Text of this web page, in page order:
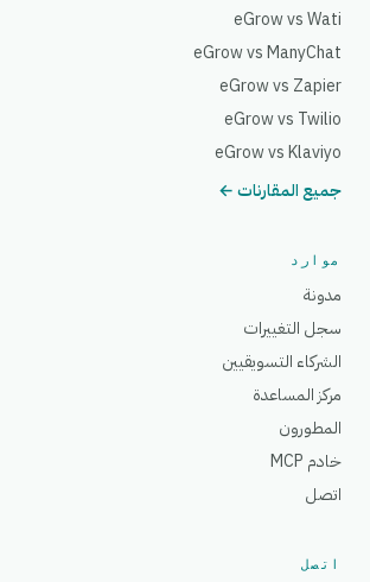
eGrow vs Wati
eGrow vs ManyChat
eGrow vs Zapier
eGrow vs Twilio
eGrow vs Klaviyo
جميع المقارنات ←
موارد
مدونة
سجل التغييرات
الشركاء التسويقيين
مركز المساعدة
المطورون
خادم MCP
اتصل
اتصل